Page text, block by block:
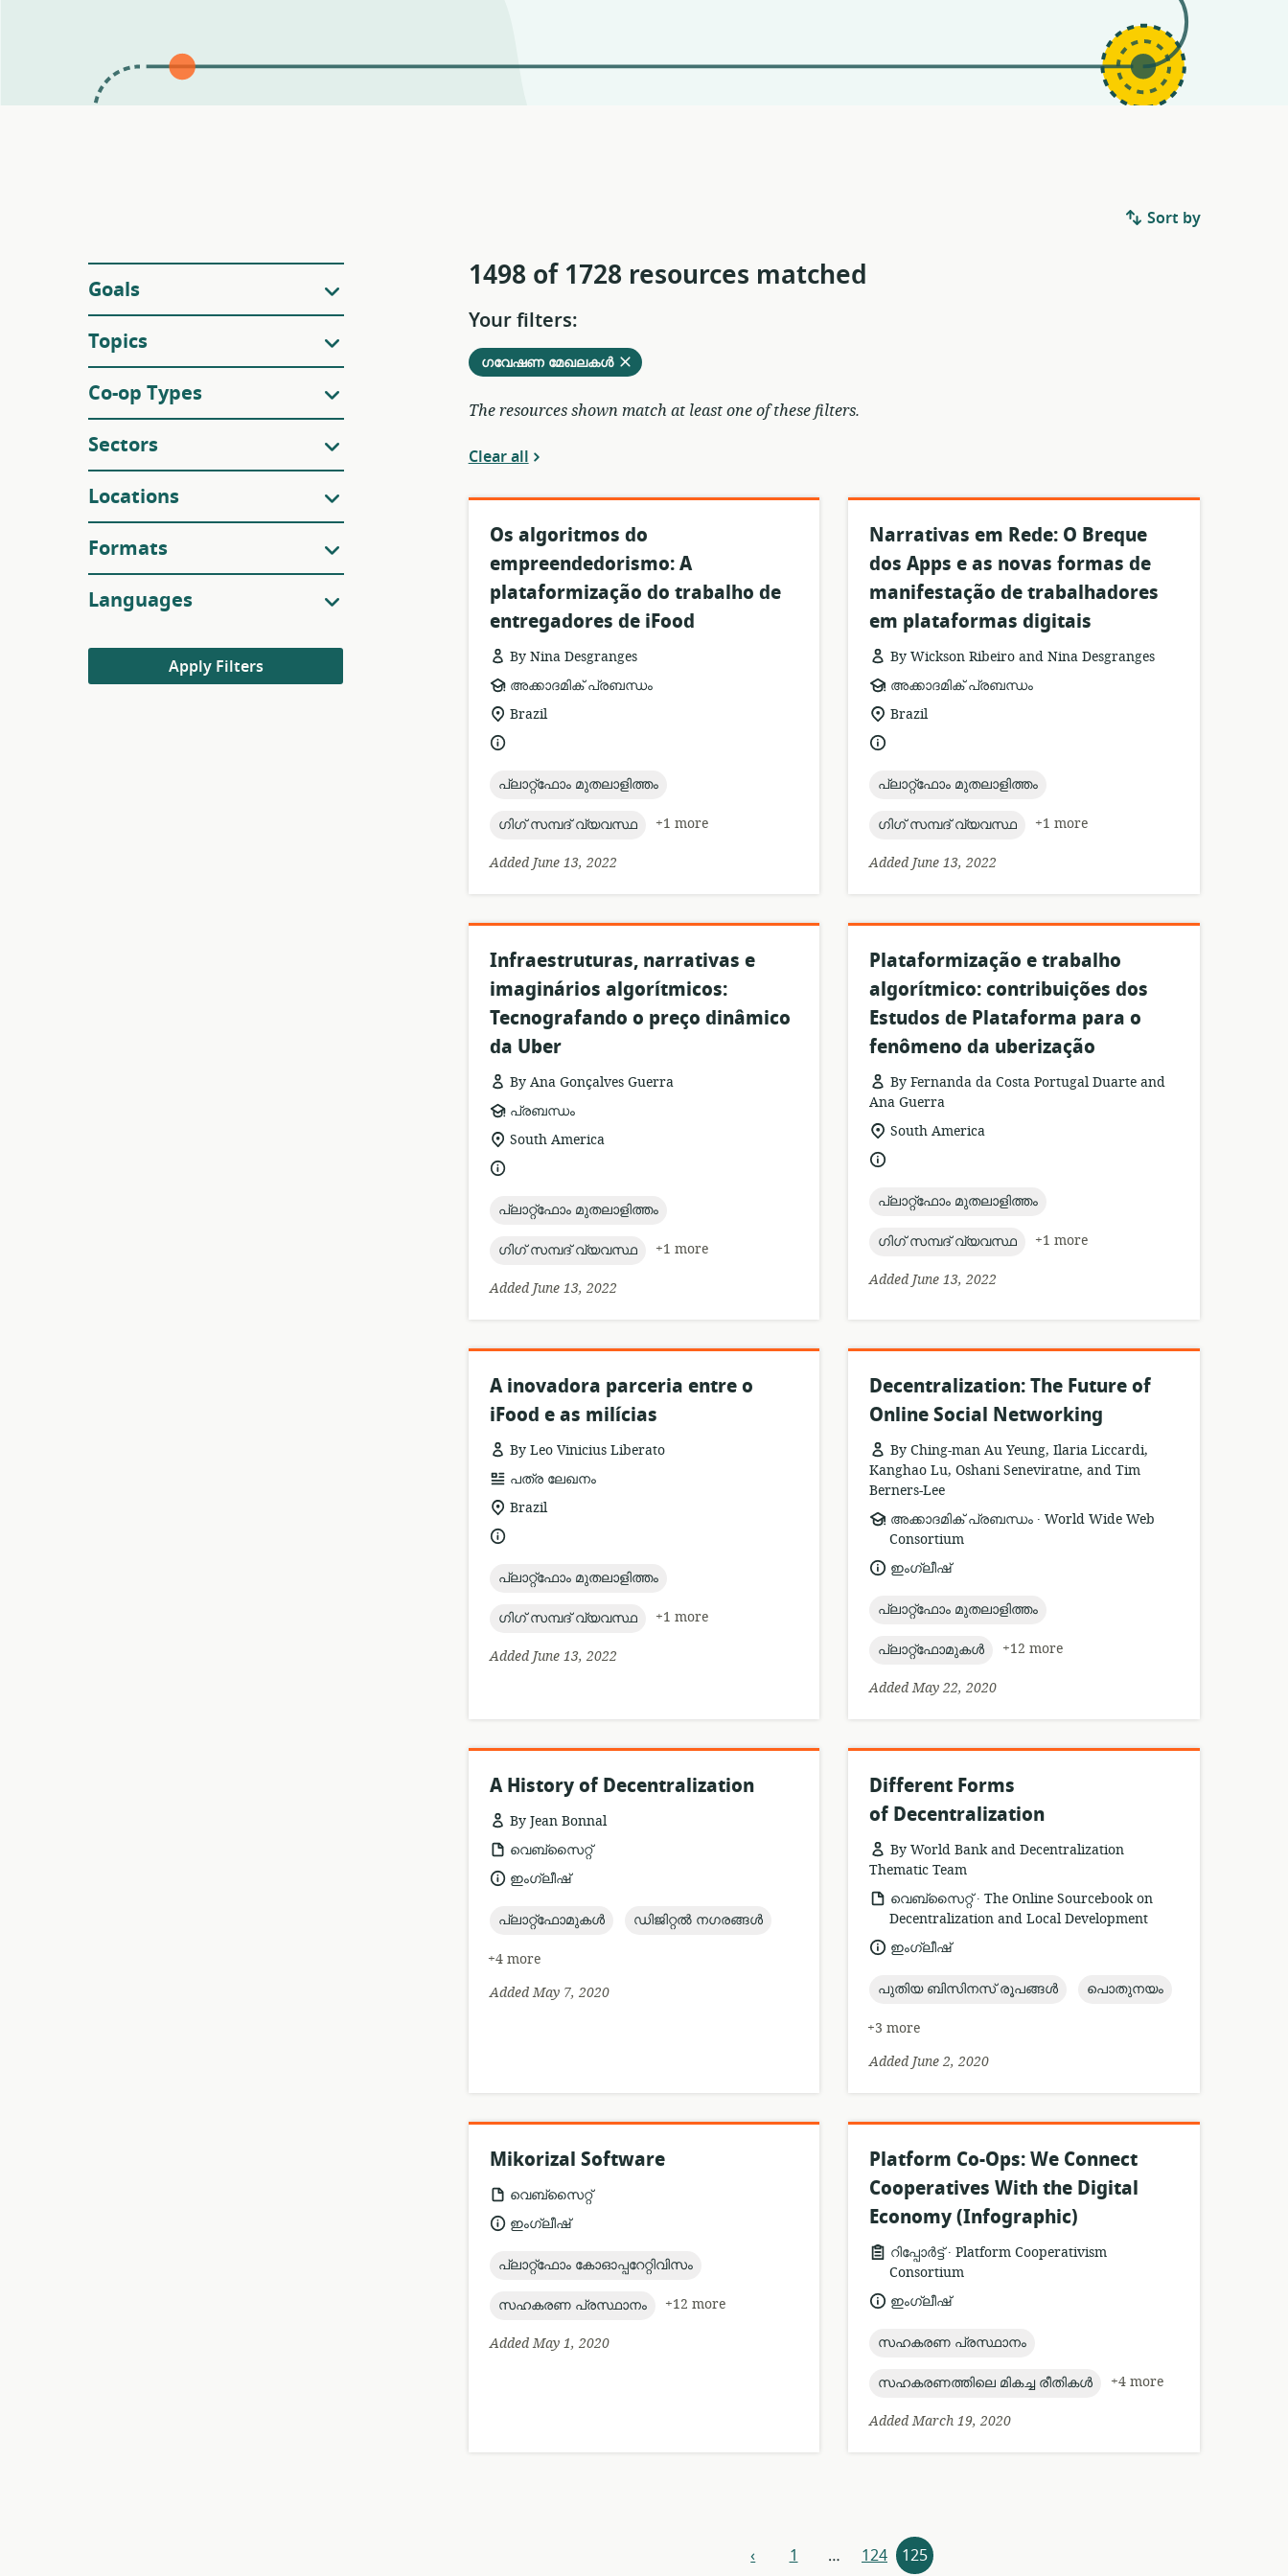
Filters
Goals
Topics
Co-op Types
Sectors
Locations
Formats
Languages
Apply Filters
Sort by
1498 of 1728 resources matched
Your filters:
Remove
ഗവേഷണ മേഖലകൾfrom
current
filters
The resources shown match at least one of these filters.
Clear all
Os algoritmos do
empreendedorismo: A
plataformização do trabalho de
entregadores de iFood
By Nina Desgranges
resource
format:
അക്കാദമിക് പ്രബന്ധം
location
Brazil
language:
topic:
പ്ലാറ്റ്ഫോം മുതലാളിത്തം
topic:
ഗിഗ് സമ്പദ് വ്യവസ്ഥ
+1 more
Added June 13, 2022
Narrativas em Rede: O Breque
dos Apps e as novas formas de
manifestação de trabalhadores
em plataformas digitais
By Wickson Ribeiro and Nina Desgranges
resource
format:
അക്കാദമിക് പ്രബന്ധം
location
Brazil
language:
topic:
പ്ലാറ്റ്ഫോം മുതലാളിത്തം
topic:
ഗിഗ് സമ്പദ് വ്യവസ്ഥ
+1 more
Added June 13, 2022
Infraestruturas, narrativas e
imaginários algorítmicos:
Tecnografando o preço dinâmico
da Uber
By Ana Gonçalves Guerra
resource
format:
പ്രബന്ധം
location
South America
language:
topic:
പ്ലാറ്റ്ഫോം മുതലാളിത്തം
topic:
ഗിഗ് സമ്പദ് വ്യവസ്ഥ
+1 more
Added June 13, 2022
Plataformização e trabalho
algorítmico: contribuições dos
Estudos de Plataforma para o
fenômeno da uberização
By Fernanda da Costa Portugal Duarte and
Ana Guerra
resource
format:
location
South America
language:
topic:
പ്ലാറ്റ്ഫോം മുതലാളിത്തം
topic:
ഗിഗ് സമ്പദ് വ്യവസ്ഥ
+1 more
Added June 13, 2022
A inovadora parceria entre o
iFood e as milícias
By Leo Vinicius Liberato
resource
format:
പത്ര ലേഖനം
location
Brazil
language:
topic:
പ്ലാറ്റ്ഫോം മുതലാളിത്തം
topic:
ഗിഗ് സമ്പദ് വ്യവസ്ഥ
+1 more
Added June 13, 2022
Decentralization: The Future of
Online Social Networking
By Ching-man Au Yeung, Ilaria Liccardi,
Kanghao Lu, Oshani Seneviratne, and Tim
Berners-Lee
resource
format:
അക്കാദമിക് പ്രബന്ധം .
publisher:
World Wide Web
Consortium
language:
ഇംഗ്ലീഷ്
topic:
പ്ലാറ്റ്ഫോം മുതലാളിത്തം
topic:
പ്ലാറ്റ്ഫോമുകൾ
+12 more
Added May 22, 2020
A History of Decentralization
By Jean Bonnal
resource
format:
വെബ്സൈറ്റ്
language:
ഇംഗ്ലീഷ്
topic:
പ്ലാറ്റ്ഫോമുകൾ topic:
ഡിജിറ്റൽ നഗരങ്ങൾ
+4 more
Added May 7, 2020
Different Forms
of Decentralization
By World Bank and Decentralization
Thematic Team
resource
format:
വെബ്സൈറ്റ് .
publisher:
The Online Sourcebook on
Decentralization and Local Development
language:
ഇംഗ്ലീഷ്
topic:
പുതിയ ബിസിനസ് രൂപങ്ങൾ topic:
പൊതുനയം
+3 more
Added June 2, 2020
Mikorizal Software
resource
format:
വെബ്സൈറ്റ്
language:
ഇംഗ്ലീഷ്
topic:
പ്ലാറ്റ്ഫോം കോഓപ്പറേറ്റിവിസം
topic:
സഹകരണ പ്രസ്ഥാനം
+12 more
Added May 1, 2020
Platform Co-Ops: We Connect
Cooperatives With the Digital
Economy (Infographic)
resource
format:
റിപ്പോർട്ട് .
publisher:
Platform Cooperativism
Consortium
language:
ഇംഗ്ലീഷ്
topic:
സഹകരണ പ്രസ്ഥാനം
topic:
സഹകരണത്തിലെ മികച്ച രീതികൾ
+4 more
Added March 19, 2020
‹previous
1 … 124 125